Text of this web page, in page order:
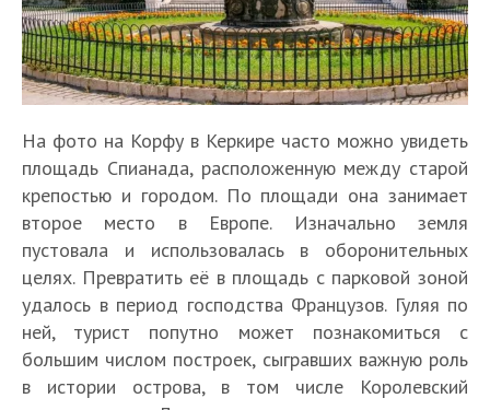
На фото на Корфу в Керкире часто можно увидеть
площадь Спианада, расположенную между старой
крепостью и городом. По площади она занимает
второе место в Европе. Изначально земля
пустовала и использовалась в оборонительных
целях. Превратить её в площадь с парковой зоной
удалось в период господства Французов. Гуляя по
ней, турист попутно может познакомиться с
большим числом построек, сыгравших важную роль
в истории острова, в том числе Королевский